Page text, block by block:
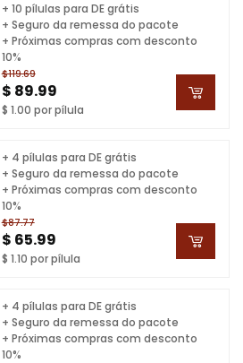
$119.69
$ 89.99
$ 1.00 por pílula
+ 10 pílulas para DE grátis
+ Seguro da remessa do pacote
+ Próximas compras com desconto
10%
$87.77
$ 65.99
$ 1.10 por pílula
+ 4 pílulas para DE grátis
+ Seguro da remessa do pacote
+ Próximas compras com desconto
10%
+ 4 pílulas para DE grátis
+ Seguro da remessa do pacote
+ Próximas compras com desconto
10%